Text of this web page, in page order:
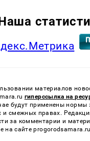
материалов
гиперссылка на
будут применены нормы
и смежных правах.
за комментарии и
на сайте